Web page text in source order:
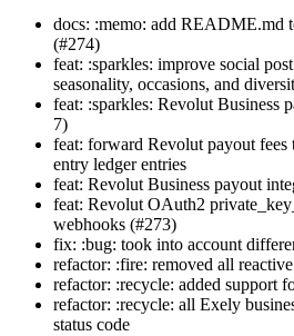
docs: :memo: add README.md
(#274)
feat: :sparkles: improve social
seasonality, occasions, and
feat: :sparkles: Revolut Business
7)
feat: forward Revolut payout
entry ledger entries
feat: Revolut Business payout
feat: Revolut OAuth2
webhooks (#273)
fix: :bug: took into account
refactor: :fire: removed all
refactor: :recycle: added support
refactor: :recycle: all Exely
status code